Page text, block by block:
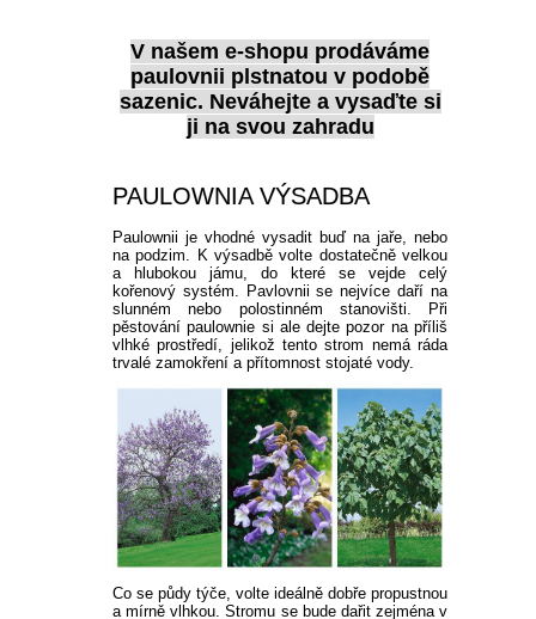
V našem e-shopu prodáváme
paulovnii plstnatou v podobě
sazenic. Neváhejte a vysaďte si
ji na svou zahradu
PAULOWNIA VÝSADBA
Paulownii je vhodné vysadit buď na jaře, nebo
na podzim. K výsadbě volte dostatečně velkou
a hlubokou jámu, do které se vejde celý
kořenový systém. Pavlovnii se nejvíce daří na
slunném nebo polostinném stanovišti. Při
pěstování paulownie si ale dejte pozor na příliš
vlhké prostředí, jelikož tento strom nemá ráda
trvalé zamokření a přítomnost stojaté vody.
Co se půdy týče, volte ideálně dobře propustnou
a mírně vlhkou. Stromu se bude dařit zejména v